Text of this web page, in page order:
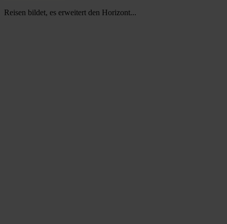
Reisen bildet, es erweitert den Horizont...